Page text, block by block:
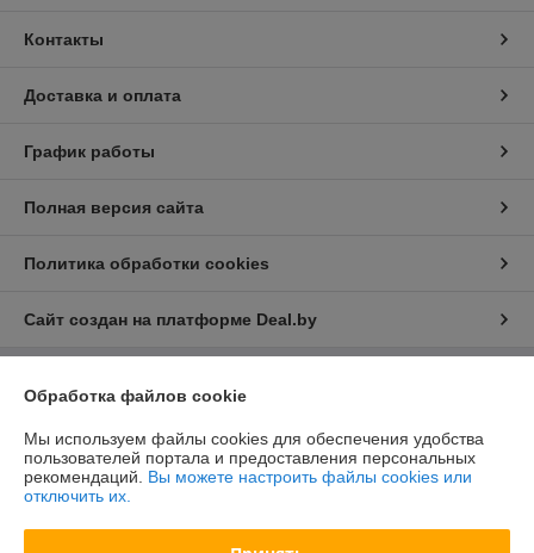
Контакты
Доставка и оплата
График работы
Полная версия сайта
Политика обработки cookies
Сайт создан на платформе Deal.by
Информация для покупателя
Юридическое лицо:ООО "БелХайлер"
220024, г. Минск, ул. Стебенева, 2А, оф. 21
Регистрационный номер ЕГР: 193304407
УНП: 193304407
Обработка файлов cookie
Мы используем файлы cookies для обеспечения удобства
пользователей портала и предоставления персональных
рекомендаций. Вы можете настроить файлы cookies или
отключить их.